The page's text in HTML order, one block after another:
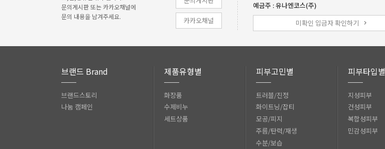
문의게시판 또는 카카오채널에
문의 내용을 남겨주세요.
카카오채널
예금주 : 유나엔코스(주)
미확인 입금자 확인하기
브랜드 Brand
브랜드스토리
나눔 캠페인
제품유형별
화장품
수제비누
세트상품
피부고민별
트러블/진정
화이트닝/잡티
모공/피지
주름/탄력/재생
수분/보습
피부타입별
지성피부
건성피부
복합성피부
민감성피부